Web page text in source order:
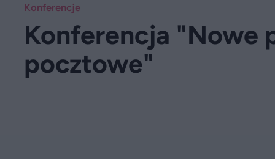
Konferencje
Konferencja "Nowe
pocztowe"